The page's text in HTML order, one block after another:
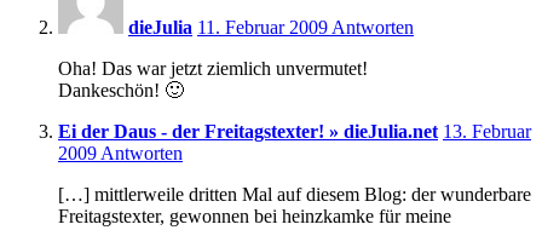
dieJulia 11. Februar 2009 Antworten
Oha! Das war jetzt ziemlich unvermutet!
Dankeschön! 🙂
Ei der Daus - der Freitagstexter! » dieJulia.net 13. Februar
20090:02
Antworten
[…] mittlerweile dritten Mal auf diesem Blog: der wunderbare
Freitagstexter, gewonnen bei heinzkamke für meine